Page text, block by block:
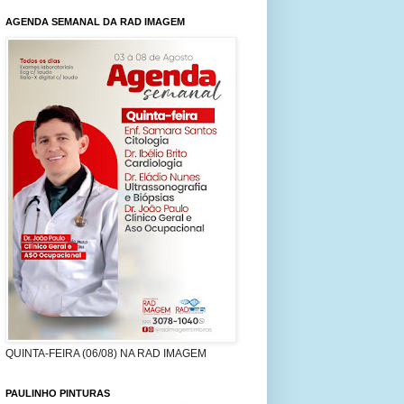
AGENDA SEMANAL DA RAD IMAGEM
QUINTA-FEIRA (06/08) NA RAD IMAGEM
PAULINHO PINTURAS